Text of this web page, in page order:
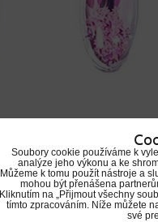
Soubory cookie používáme k
analýze jeho výkonu a ke
Můžeme k tomu použít nástroje a
mohou být přenášena
Kliknutím na „Přijmout všechny
tímto zpracováním. Níže můžete
své